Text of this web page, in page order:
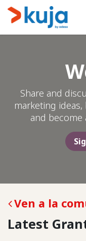
Ir al contenido
Share and
marketing
and become
Ven a la
Latest